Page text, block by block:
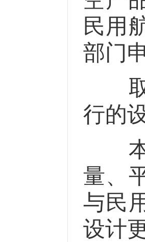
民用
部门
取
行的
本
量、
与民
设计